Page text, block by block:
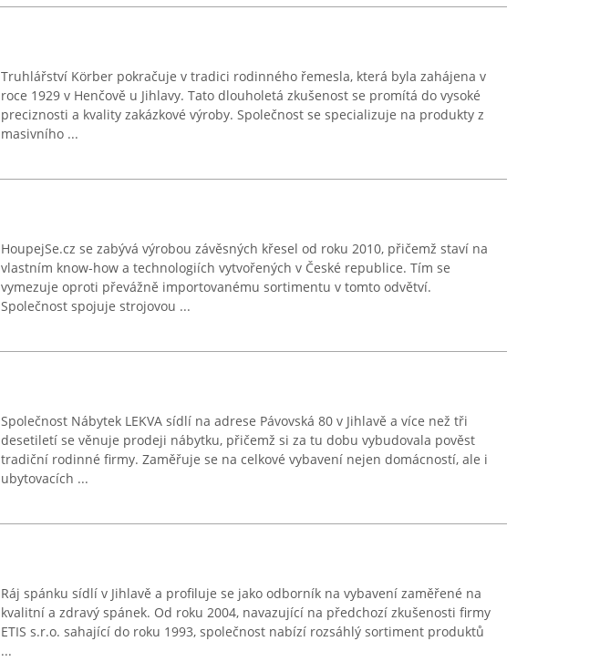
Truhlářství Körber pokračuje v tradici rodinného řemesla, která byla zahájena v
roce 1929 v Henčově u Jihlavy. Tato dlouholetá zkušenost se promítá do vysoké
preciznosti a kvality zakázkové výroby. Společnost se specializuje na produkty z
masivního ...
HoupejSe.cz se zabývá výrobou závěsných křesel od roku 2010, přičemž staví na
vlastním know-how a technologiích vytvořených v České republice. Tím se
vymezuje oproti převážně importovanému sortimentu v tomto odvětví.
Společnost spojuje strojovou ...
Společnost Nábytek LEKVA sídlí na adrese Pávovská 80 v Jihlavě a více než tři
desetiletí se věnuje prodeji nábytku, přičemž si za tu dobu vybudovala pověst
tradiční rodinné firmy. Zaměřuje se na celkové vybavení nejen domácností, ale i
ubytovacích ...
Ráj spánku sídlí v Jihlavě a profiluje se jako odborník na vybavení zaměřené na
kvalitní a zdravý spánek. Od roku 2004, navazující na předchozí zkušenosti firmy
ETIS s.r.o. sahající do roku 1993, společnost nabízí rozsáhlý sortiment produktů
...